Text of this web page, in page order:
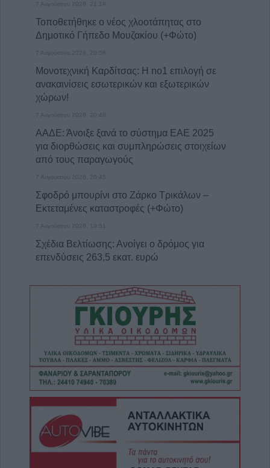
7 Αυγούστου 2026, 21:19
Τοποθετήθηκε ο νέος χλοοτάπητας στο
Δημοτικό Γήπεδο Μουζακίου (+Φώτο)
7 Αυγούστου 2026, 20:56
Μονοτεχνική Καρδίτσας: Η no1 επιλογή σε
ανακαινίσεις εσωτερικών και εξωτερικών
χώρων!
7 Αυγούστου 2026, 20:48
ΑΑΔΕ: Άνοιξε ξανά το σύστημα ΕΑΕ 2025
για διορθώσεις και συμπληρώσεις στοιχείων
από τους παραγωγούς
7 Αυγούστου 2026, 20:45
Σφοδρό μπουρίνι στο Ζάρκο Τρικάλων –
Εκτεταμένες καταστροφές (+Φώτο)
7 Αυγούστου 2026, 19:51
Σχέδια Βελτίωσης: Ανοίγει ο δρόμος για
επενδύσεις 263,5 εκατ. ευρώ
Καταβλήθηκαν 33,58 εκατ. ευρώ σε 67.746
δικαιούχους για την αγορά λιπασμάτων
7 Αυγούστου 2026, 19:35
Η Αγγλική Ποδοσφαιρική Ομοσπονδία
καταργεί τα τσιμεντένια προστατευτικά γύρω
απ’ τον αγωνιστικό χώρο μετά τον θάνατο
ποδοσφαιριστή
7 Αυγούστου 2026, 19:30
Το Σάββατο 8 Αυγούστου η κηδεία της
Μάχης Νίκου
7 Αυγούστου 2026, 19:18
Κύπελλο Ελλάδας: Το πλήρες πρόγραμμα